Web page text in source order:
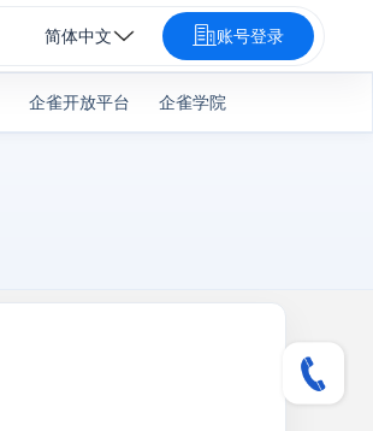
简体中文 账号登录
企雀开放平台 企雀学院